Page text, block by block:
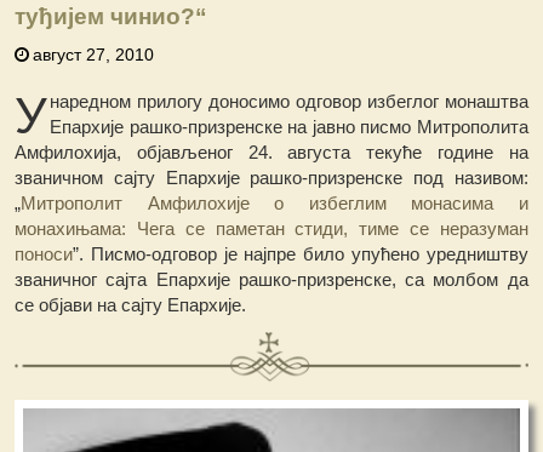
туђијем чинио?“
август 27, 2010
Унаредном прилогу доносимо одговор избеглог монаштва
Епархије рашко-призренске на јавно писмо Митрополита
Амфилохија, објављеног 24. августа текуће године на
званичном сајту Епархије рашко-призренске под називом:
„Митрополит Амфилохије о избеглим монасима и
монахињама: Чега се паметан стиди, тиме се неразуман
поноси”. Писмо-одговор је најпре било упућено уредништву
званичног сајта Епархије рашко-призренске, са молбом да
се објави на сајту Епархије.